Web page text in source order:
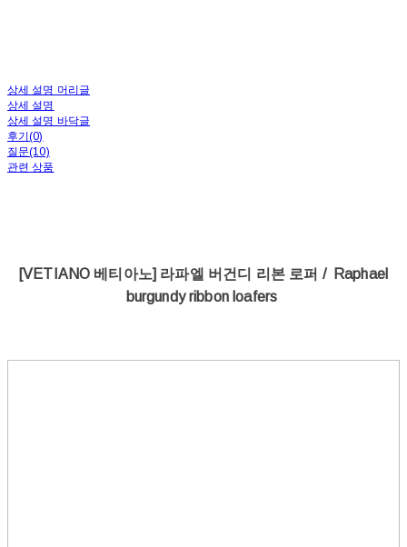
상세 설명 머리글
상세 설명
상세 설명 바닥글
후기(0)
질문(10)
관련 상품
[VETIANO 베티아노] 라파엘 버건디 리본 로퍼 / Raphael
burgundy ribbon loafers